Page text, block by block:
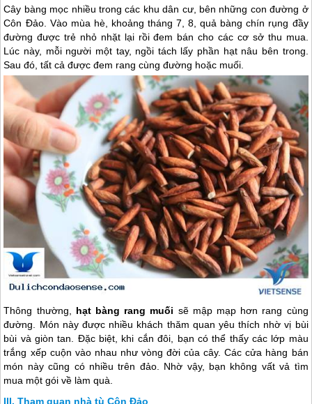
Cây bàng mọc nhiều trong các khu dân cư, bên những con đường ở
Côn Đảo. Vào mùa hè, khoảng tháng 7, 8, quả bàng chín rụng đầy
đường được trẻ nhỏ nhặt lại rồi đem bán cho các cơ sở thu mua.
Lúc này, mỗi người một tay, ngồi tách lấy phần hạt nâu bên trong.
Sau đó, tất cả được đem rang cùng đường hoặc muối.
Thông thường, hạt bàng rang muối sẽ mập mạp hơn rang cùng
đường. Món này được nhiều khách thăm quan yêu thích nhờ vị bùi
bùi và giòn tan. Đặc biệt, khi cắn đôi, bạn có thể thấy các lớp màu
trắng xếp cuộn vào nhau như vòng đời của cây. Các cửa hàng bán
món này cũng có nhiều trên đảo. Nhờ vậy, bạn không vất vả tìm
mua một gói về làm quà.
Tham quan nhà tù Côn Đảo